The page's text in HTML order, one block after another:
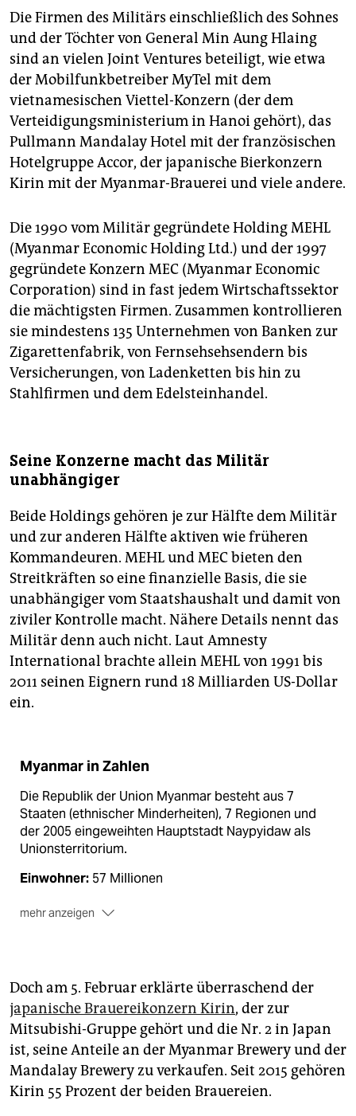
Die Firmen des Militärs einschließlich des Sohnes
und der Töchter von General Min Aung Hlaing
sind an vielen Joint Ventures beteiligt, wie etwa
der Mobilfunkbetreiber MyTel mit dem
vietnamesischen Viettel-Konzern (der dem
Verteidigungsministerium in Hanoi gehört), das
Pullmann Mandalay Hotel mit der französischen
Hotelgruppe Accor, der japanische Bierkonzern
Kirin mit der Myanmar-Brauerei und viele andere.
Die 1990 vom Militär gegründete Holding MEHL
(Myanmar Economic Holding Ltd.) und der 1997
gegründete Konzern MEC (Myanmar Economic
Corporation) sind in fast jedem Wirtschaftssektor
die mächtigsten Firmen. Zusammen kontrollieren
sie mindestens 135 Unternehmen von Banken zur
Zigarettenfabrik, von Fernsehsehsendern bis
Versicherungen, von Ladenketten bis hin zu
Stahlfirmen und dem Edelsteinhandel.
Seine Konzerne macht das Militär
unabhängiger
Beide Holdings gehören je zur Hälfte dem Militär
und zur anderen Hälfte aktiven wie früheren
Kommandeuren. MEHL und MEC bieten den
Streitkräften so eine finanzielle Basis, die sie
unabhängiger vom Staatshaushalt und damit von
ziviler Kontrolle macht. Nähere Details nennt das
Militär denn auch nicht. Laut Amnesty
International brachte allein MEHL von 1991 bis
2011 seinen Eignern rund 18 Milliarden US-Dollar
ein.
Myanmar in Zahlen
Die Republik der Union Myanmar besteht aus 7
Staaten (ethnischer Minderheiten), 7 Regionen und
der 2005 eingeweihten Hauptstadt Naypyidaw als
Unionsterritorium.
Einwohner: 57 Millionen
mehr anzeigen
Shan (9), Karen (7), Rakhine (3,5), Chinesen (3), Inder (2)
Religion:Buddhisten (88 Prozent), Christen (6),
Muslime (4)
Lebenserwartung:69,6 Jahre
Alphabetisierung:75,5 (rückläufig)
Doch am 5. Februar erklärte überraschend der
japanische Brauereikonzern Kirin, der zur
Mitsubishi-Gruppe gehört und die Nr. 2 in Japan
ist, seine Anteile an der Myanmar Brewery und der
Mandalay Brewery zu verkaufen. Seit 2015 gehören
Kirin 55 Prozent der beiden Brauereien.